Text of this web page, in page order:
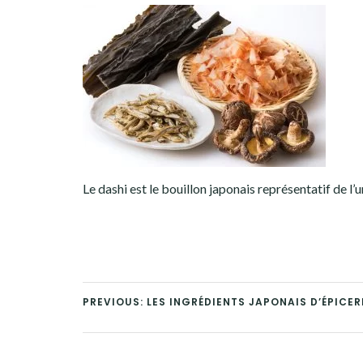
Le dashi est le bouillon japonais représentatif de
PREVIOUS: LES INGRÉDIENTS JAPONAIS